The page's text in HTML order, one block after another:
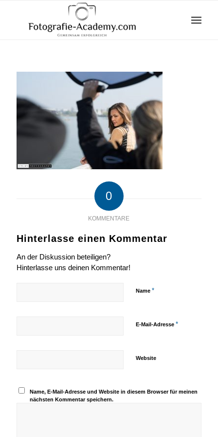
0
KOMMENTARE
Hinterlasse einen Kommentar
An der Diskussion beteiligen?
Hinterlasse uns deinen Kommentar!
Name *
E-Mail-Adresse *
Website
Name, E-Mail-Adresse und Website in diesem Browser für meinen
nächsten Kommentar speichern.